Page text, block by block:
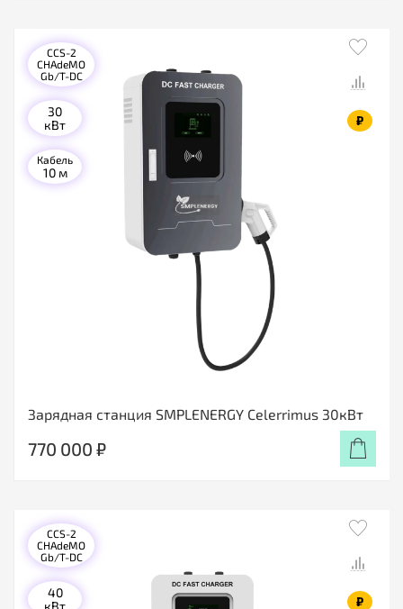
Зарядная станция SMPLENERGY Celerrimus 30кВт
₽
CCS-2
CHAdeMO
Gb/T-DC
30
кВт
Кабель
10 м
770 000 ₽
₽
CCS-2
CHAdeMO
Gb/T-DC
40